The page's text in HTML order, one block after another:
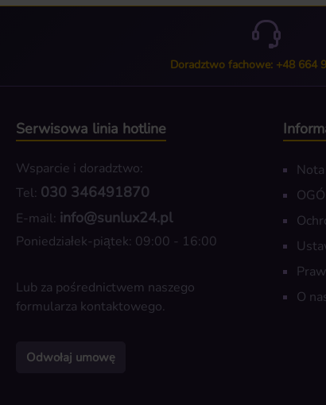
Doradztwo fachowe: +48 664
Serwisowa linia hotline
Wsparcie i doradztwo:
Tel: 030 346491870
E-mail: info@sunlux24.pl
Poniedziałek-piątek: 09:00 - 16:00
Lub za pośrednictwem naszego
formularza kontaktowego.
Odwołaj umowę
O